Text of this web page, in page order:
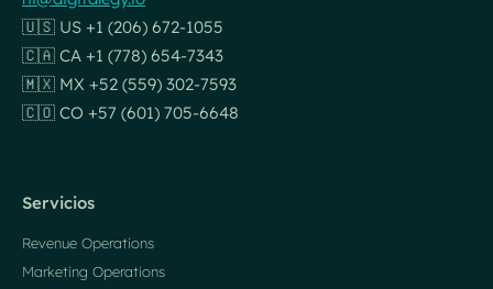
🇺🇸 US +1 (206) 672-1055
🇨🇦 CA +1 (778) 654-7343
🇲🇽 MX +52 (559) 302-7593
🇨🇴 CO +57 (601) 705-6648
Servicios
Revenue Operations
Marketing Operations